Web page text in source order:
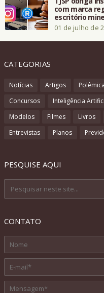
com marca
escritório
01 de julho de
CATEGORIAS
Notícias Artigos
Concursos
Inteligência
Modelos
Filmes Livros
Entrevistas
Planos
PESQUISE AQUI
CONTATO